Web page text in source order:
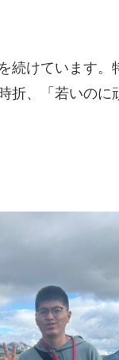
続けています。
折、「若いのに